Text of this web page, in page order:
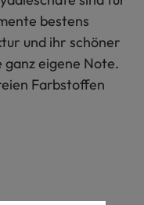
bestens
und ihr schöner
ganz eigene Note.
Farbstoffen